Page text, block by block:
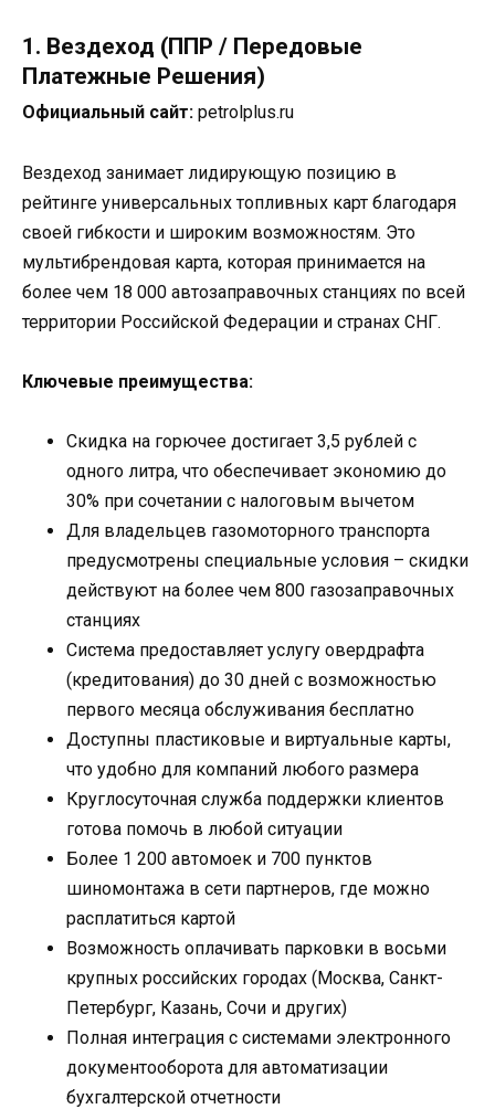
1. Вездеход (ППР / Передовые
Платежные Решения)
Официальный сайт: petrolplus.ru
Вездеход занимает лидирующую позицию в
рейтинге универсальных топливных карт благодаря
своей гибкости и широким возможностям. Это
мультибрендовая карта, которая принимается на
более чем 18 000 автозаправочных станциях по всей
территории Российской Федерации и странах СНГ.
Ключевые преимущества:
Скидка на горючее достигает 3,5 рублей с
одного литра, что обеспечивает экономию до
30% при сочетании с налоговым вычетом
Для владельцев газомоторного транспорта
предусмотрены специальные условия – скидки
действуют на более чем 800 газозаправочных
станциях
Система предоставляет услугу овердрафта
(кредитования) до 30 дней с возможностью
первого месяца обслуживания бесплатно
Доступны пластиковые и виртуальные карты,
что удобно для компаний любого размера
Круглосуточная служба поддержки клиентов
готова помочь в любой ситуации
Более 1 200 автомоек и 700 пунктов
шиномонтажа в сети партнеров, где можно
расплатиться картой
Возможность оплачивать парковки в восьми
крупных российских городах (Москва, Санкт-
Петербург, Казань, Сочи и других)
Полная интеграция с системами электронного
документооборота для автоматизации
бухгалтерской отчетности